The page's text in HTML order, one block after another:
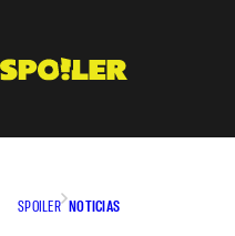
contenido
SPOILER NOTICIAS